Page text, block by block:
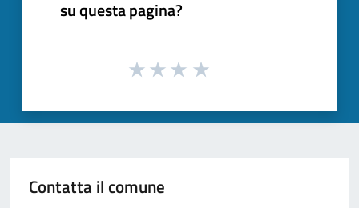
su questa pagina?
Contatta il comune